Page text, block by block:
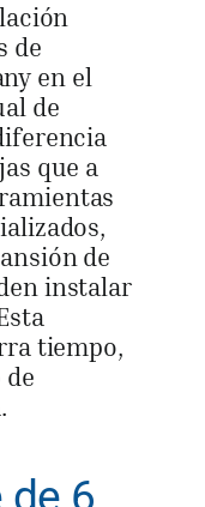
de
en el
de
que a
de
instalar
tiempo,
de 6